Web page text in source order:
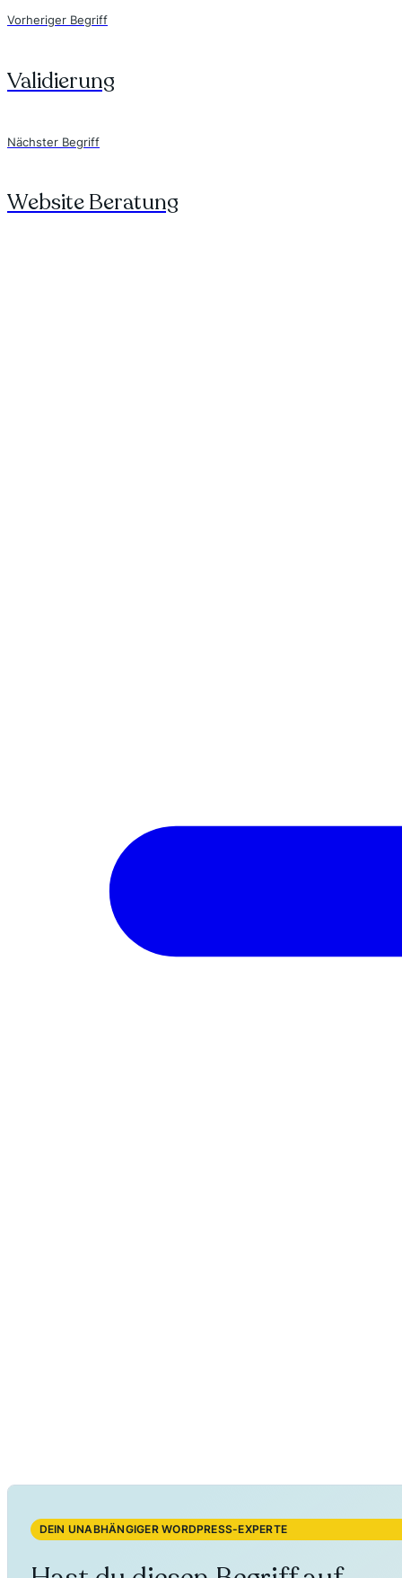
Vorheriger Begriff
Validierung
Nächster Begriff
Website Beratung
DEIN UNABHÄNGIGER WORDPRESS-EXPERTE